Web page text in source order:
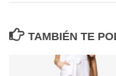
TAMBIÉN TE